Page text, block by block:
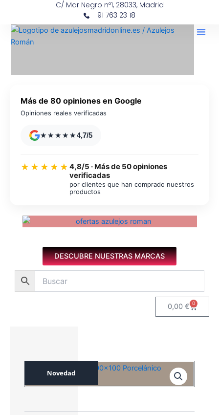
contenido
C/ Mar Negro nº1, 28033, Madrid
91 763 23 18
Más de 80 opiniones en Google
Opiniones reales verificadas
★★★★★4,7/5
★★★★★ 4,8/5 · Más de 50 opiniones
verificadas
por clientes que han comprado nuestros
productos
DESCUBRE NUESTRAS MARCAS
0,00€ 0
Carrito
Novedad